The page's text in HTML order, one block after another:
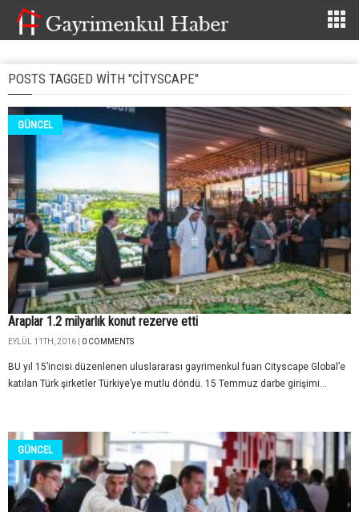
POSTS TAGGED WITH "CITYSCAPE"
GÜNCEL
Araplar 1.2 milyarlık konut rezerve etti
EYLÜL 11TH, 2016 | 0 COMMENTS
BU yıl 15’incisi düzenlenen uluslararası gayrimenkul fuarı Cityscape Global’e
katılan Türk şirketler Türkiye’ye mutlu döndü. 15 Temmuz darbe girişimi...
GÜNCEL